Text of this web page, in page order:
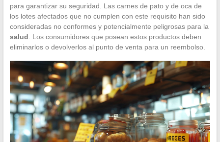
para garantizar su seguridad. Las carnes de pato y de oca de
los lotes afectados que no cumplen con este requisito han sido
consideradas no conformes y potencialmente peligrosas para la
salud . Los consumidores que posean estos productos deben
eliminarlos o devolverlos al punto de venta para un reembolso.